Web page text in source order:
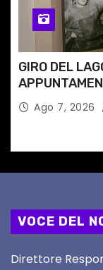
GIRO DEL
Ago 7, 2026
VOCE DEL
Direttore